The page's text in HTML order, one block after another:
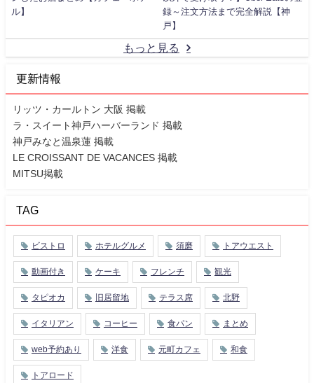
ル】
録～注文方法まで完全解説【神
戸】
もっと見る
更新情報
リッツ・カールトン 大阪 掲載
ラ・スイート神戸ハーバーランド 掲載
神戸みなと温泉蓮 掲載
LE CROISSANT DE VACANCES 掲載
MITSU掲載
TAG
ビストロ ホテルグルメ 須磨 トアウエスト
動画付き ケーキ フレンチ 観光
タピオカ 旧居留地 テラス席 北野
イタリアン コーヒー 食パン まとめ
web予約あり 洋食 元町カフェ 和食
トアロード